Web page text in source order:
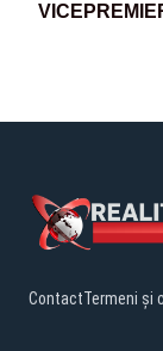
ContactTermeni și